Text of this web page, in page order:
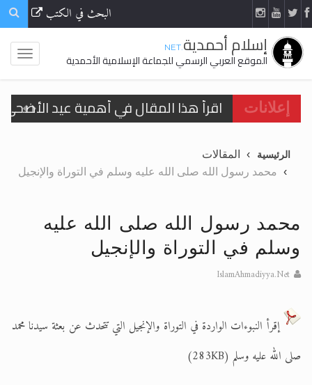
البحث في الكتب
إسلام أحمدية.NET
الموقع العربي الرسمي للجماعة الإسلامية الأحمدية
إعلانات
اقرأ هذا المقال في أهمية عيد
تعميم هامّ لأفراد الجماعة >> المزيد
اقرأ هذا الكتاب وتعرّف على حقيقة
الحجّ.. دلالات، حِكم، وأهداف >> المزيد
اقرأ هذا المقال في أهمية عيد
الرئيسية
المقالات
محمد رسول الله صلى الله عليه وسلم في التوراة والإنجيل
محمد رسول الله صلى الله عليه
وسلم في التوراة والإنجيل
IslamAhmadiyya.Net
إقرأ النبوءات الواردة في التوراة والإنجيل التي تتحدث عن بعثة سيدنا محمد
صلى الله عليه وسلم (283KB)